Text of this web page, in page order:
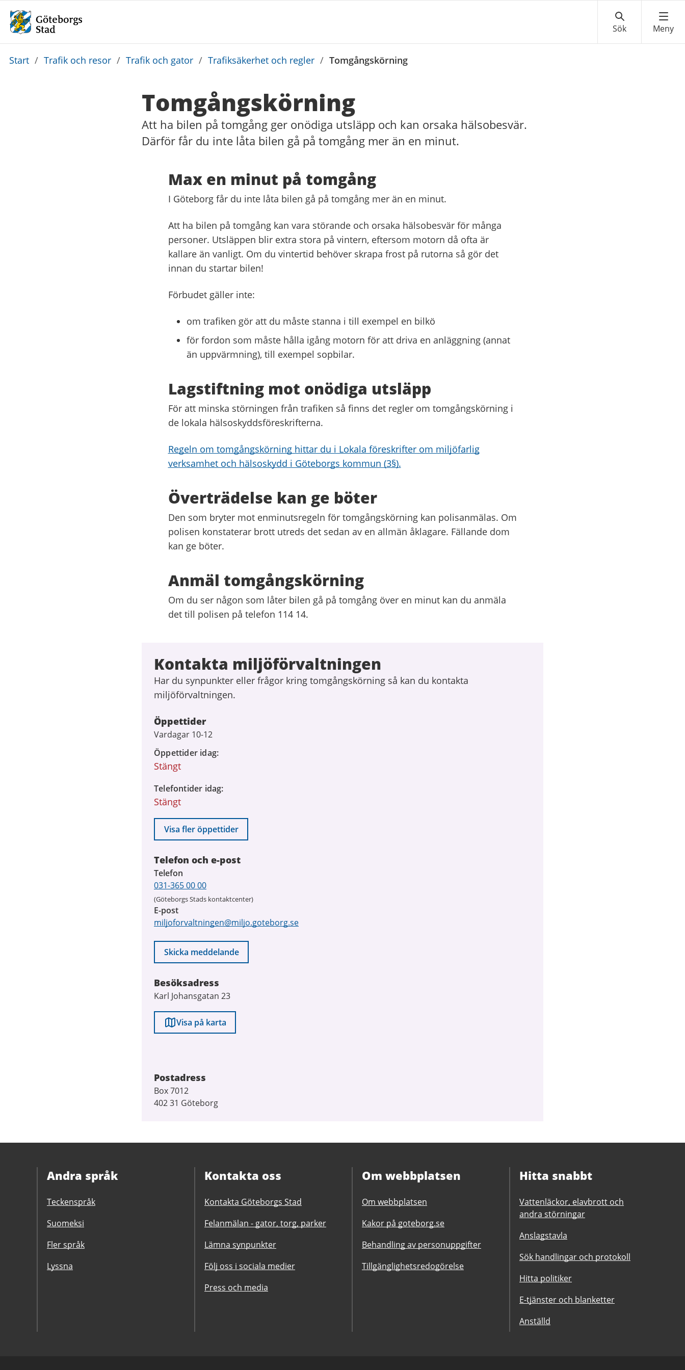
Du
Start / Trafik och resor / Trafik och gator / Trafiksäkerhet och regler / Tomgångskörning
Tomgångskörning
Att ha bilen på tomgång ger onödiga utsläpp och kan orsaka hälsobesvär.
Därför får du inte låta bilen gå på tomgång mer än en minut.
Max en minut på tomgång
I Göteborg får du inte låta bilen gå på tomgång mer än en minut.
Att ha bilen på tomgång kan vara störande och orsaka hälsobesvär för många
personer. Utsläppen blir extra stora på vintern, eftersom motorn då ofta är
kallare än vanligt. Om du vintertid behöver skrapa frost på rutorna så gör det
innan du startar bilen!
Förbudet gäller inte:
om trafiken gör att du måste stanna i till exempel en bilkö
för fordon som måste hålla igång motorn för att driva en anläggning (annat
än uppvärmning), till exempel sopbilar.
Lagstiftning mot onödiga utsläpp
För att minska störningen från trafiken så finns det regler om tomgångskörning i
de lokala hälsoskyddsföreskrifterna.
Regeln om tomgångskörning hittar du i Lokala föreskrifter om miljöfarlig
verksamhet och hälsoskydd i Göteborgs kommun (3§).
Överträdelse kan ge böter
Den som bryter mot enminutsregeln för tomgångskörning kan polisanmälas. Om
polisen konstaterar brott utreds det sedan av en allmän åklagare. Fällande dom
kan ge böter.
Anmäl tomgångskörning
Om du ser någon som låter bilen gå på tomgång över en minut kan du anmäla
det till polisen på telefon 114 14.
Kontakta miljöförvaltningen
Har du synpunkter eller frågor kring tomgångskörning så kan du kontakta
miljöförvaltningen.
Öppettider
Vardagar 10-12
Öppettider idag
Stängt
Telefontider idag
Stängt
Visa fler öppettider
Telefon och e-post
Telefon
031-365 00 00
(Göteborgs Stads kontaktcenter)
E-post
miljoforvaltningen@miljo.goteborg.se
Skicka meddelande
Besöksadress
Karl Johansgatan 23
Visa på karta
Postadress
Box 7012
402 31 Göteborg
Andra språk
Teckenspråk
Suomeksi
Fler språk
Lyssna
Kontakta oss
Kontakta Göteborgs Stad
Felanmälan - gator, torg, parker
Lämna synpunkter
Följ oss i sociala medier
Press och media
Om webbplatsen
Om webbplatsen
Kakor på goteborg.se
Behandling av personuppgifter
Tillgänglighetsredogörelse
Hitta snabbt
Vattenläckor, elavbrott och
andra störningar
Anslagstavla
Sök handlingar och protokoll
Hitta politiker
E-tjänster och blanketter
Anställd